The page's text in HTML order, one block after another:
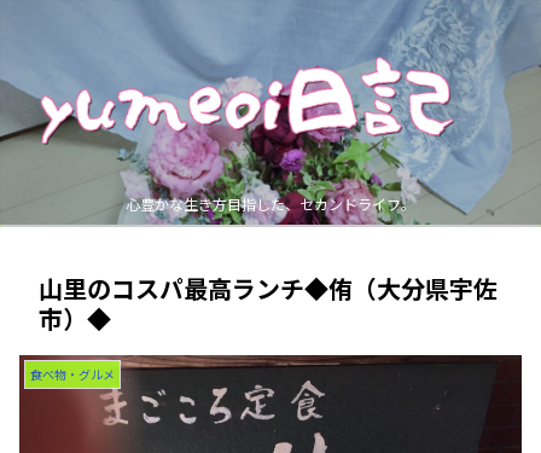
心豊かな生き方目指した、セカンドライフ。
山里のコスパ最高ランチ◆侑（大分県宇佐
市）◆
食べ物・グルメ